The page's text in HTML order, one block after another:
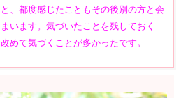
、都度感じたこともその後別の方と会
います。気づいたことを残しておく
めて気づくことが多かったです。